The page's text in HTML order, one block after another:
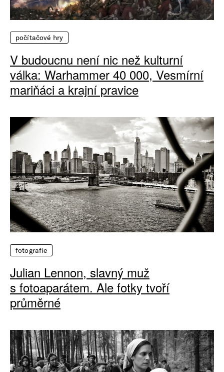
počítačové hry
V budoucnu není nic než kulturní
válka: Warhammer 40 000, Vesmírní
mariňáci a krajní pravice
fotografie
Julian Lennon, slavný muž
s fotoaparátem. Ale fotky tvoří
průměrné